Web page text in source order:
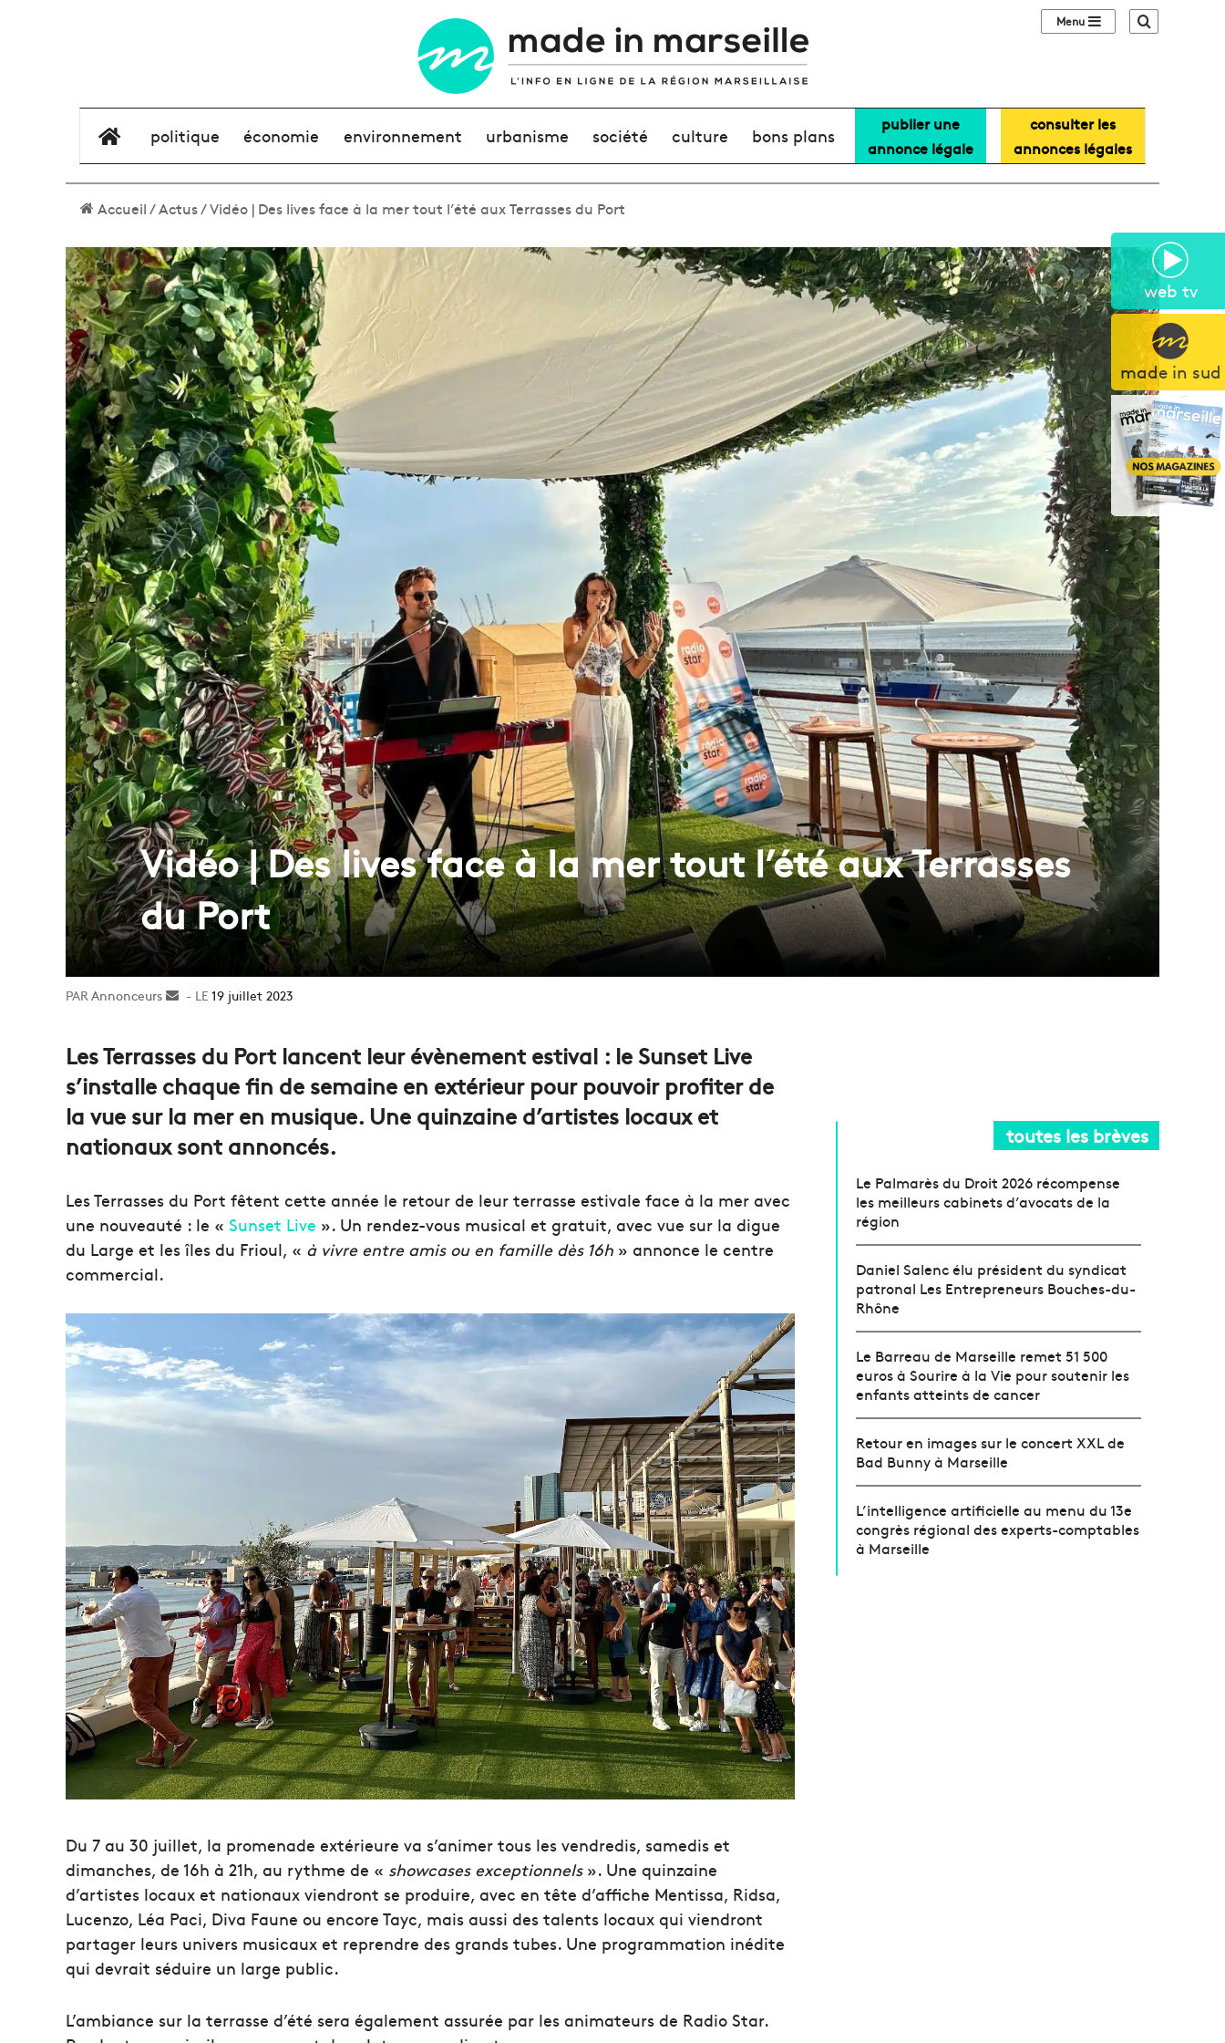
web tv
made in sud
Sidebar (barre
élément de menu
politique économie environnement urbanisme société culture bons plans
publier une
annonce légale
consulter les
annonces légales
Accueil/Actus/Vidéo | Des lives face à la mer tout l’été aux Terrasses du Port
Vidéo | Des lives face à la mer tout l’été aux Terrasses
du Port
Annonceurs
Envoyer19 juillet 2023
Les Terrasses du Port lancent leur évènement estival : le Sunset Live
s’installe chaque fin de semaine en extérieur pour pouvoir profiter de
la vue sur la mer en musique. Une quinzaine d’artistes locaux et
nationaux sont annoncés.
Les Terrasses du Port fêtent cette année le retour de leur terrasse estivale face à la mer avec
une nouveauté : le « Sunset Live ». Un rendez-vous musical et gratuit, avec vue sur la digue
du Large et les îles du Frioul, « à vivre entre amis ou en famille dès 16h » annonce le centre
commercial.
Du 7 au 30 juillet, la promenade extérieure va s’animer tous les vendredis, samedis et
dimanches, de 16h à 21h, au rythme de « showcases exceptionnels». Une quinzaine
d’artistes locaux et nationaux viendront se produire, avec en tête d’affiche Mentissa, Ridsa,
Lucenzo, Léa Paci, Diva Faune ou encore Tayc, mais aussi des talents locaux qui viendront
partager leurs univers musicaux et reprendre des grands tubes. Une programmation inédite
qui devrait séduire un large public.
L’ambiance sur la terrasse d’été sera également assurée par les animateurs de Radio Star.
toutes les brèves
Le Palmarès du Droit 2026 récompense
les meilleurs cabinets d’avocats de la
région
Daniel Salenc élu président du syndicat
patronal Les Entrepreneurs Bouches-du-
Rhône
Le Barreau de Marseille remet 51 500
euros à Sourire à la Vie pour soutenir les
enfants atteints de cancer
Retour en images sur le concert XXL de
Bad Bunny à Marseille
L’intelligence artificielle au menu du 13e
congrès régional des experts-comptables
à Marseille